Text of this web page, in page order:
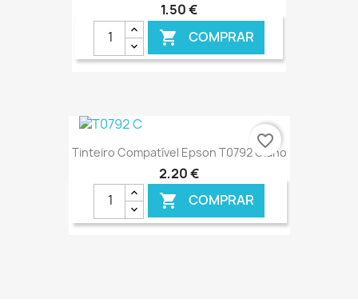
1,50 €
 COMPRAR
€ ONLINE
Tinteiro Compatível Epson T0792 Ciano
2,20 €
 COMPRAR
favorite_border